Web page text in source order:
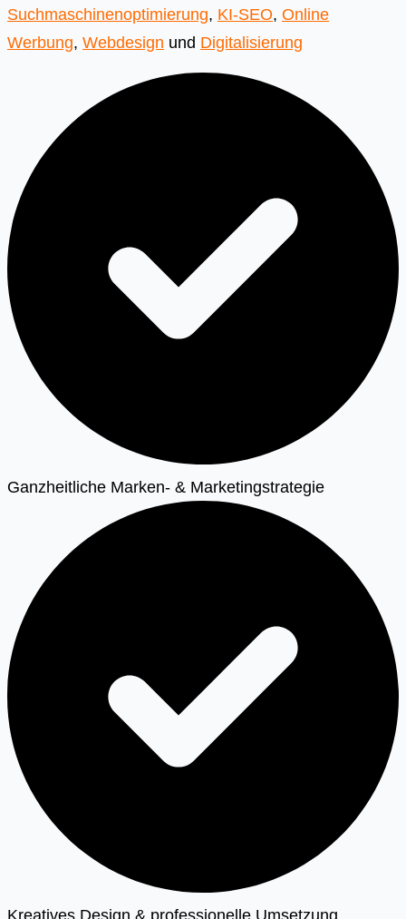
Suchmaschinenoptimierung, KI-SEO, Online
Werbung, Webdesign und Digitalisierung
Ganzheitliche Marken- & Marketingstrategie
Kreatives Design & professionelle Umsetzung